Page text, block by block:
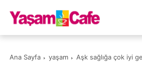
Ana Sayfa yaşam Aşk sağlığa çok iyi